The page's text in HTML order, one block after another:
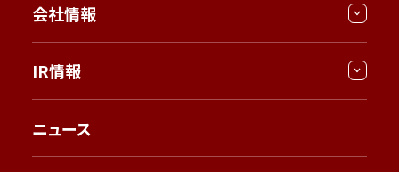
会社情報
IR情報
ニュース